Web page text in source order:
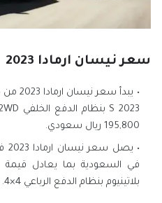
سعر نيسان ارمادا 2023
195,800 ريال سعودي.
بلاتينيوم بنظام الدفع الرباعي 4×4.